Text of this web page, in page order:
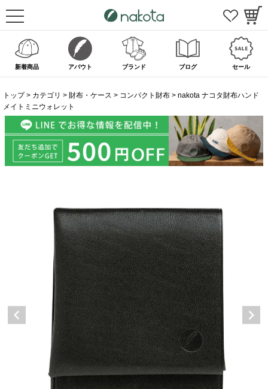
新着商品 アバウト ブランド ブログ セール
トップ カテゴリ 財布・ケース コンパクト財布
nakota ナコタ財布ハンド
メイトミニウォレット